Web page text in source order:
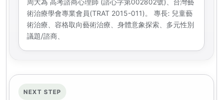
周大為 高考諮商心理師 (諮心字第002802號)、台灣藝
術治療學會專業會員(TRAT 2015-011)。 專長: 兒童藝
術治療、容格取向藝術治療、身體意象探索、多元性別
議題/諮商、
NEXT STEP